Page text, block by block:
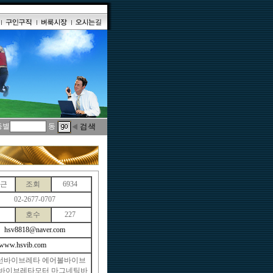
별 동
조회
6934
02-2677-0707
호수
227
hsv8818@naver.com
바이브레타 에어볼바이브
이브레타모터 마그네틱바